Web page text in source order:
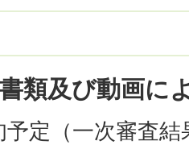
類及び動画に
定（一次審査